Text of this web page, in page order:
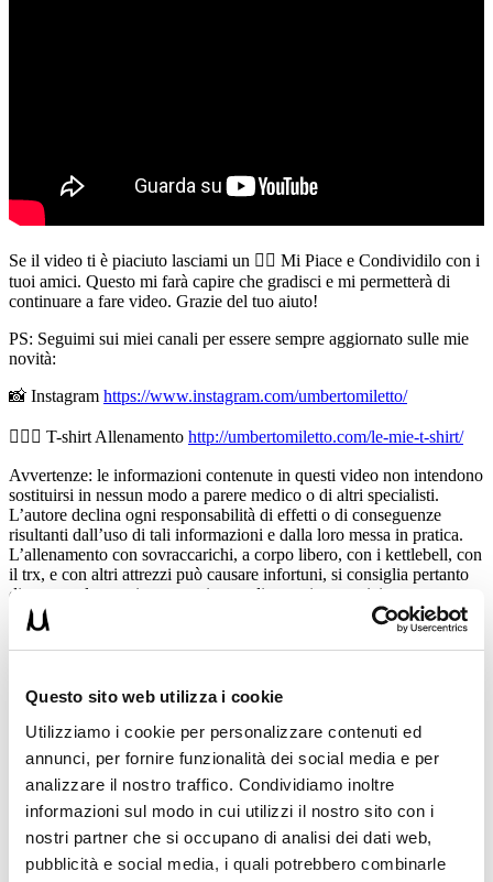
Questo sito web utilizza i cookie
Utilizziamo i cookie per personalizzare contenuti ed
annunci, per fornire funzionalità dei social media e per
analizzare il nostro traffico. Condividiamo inoltre
informazioni sul modo in cui utilizzi il nostro sito con i
nostri partner che si occupano di analisi dei dati web,
pubblicità e social media, i quali potrebbero combinarle
Se il video ti è piaciuto lasciami un 👍🏻 Mi Piace e Condividilo con i
tuoi amici. Questo mi farà capire che gradisci e mi permetterà di
continuare a fare video. Grazie del tuo aiuto!
PS: Seguimi sui miei canali per essere sempre aggiornato sulle mie
novità:
📸 Instagram https://www.instagram.com/umbertomiletto/
🏋🏻‍♂️ T-shirt Allenamento http://umbertomiletto.com/le-mie-t-shirt/
Avvertenze: le informazioni contenute in questi video non intendono
sostituirsi in nessun modo a parere medico o di altri specialisti.
L’autore declina ogni responsabilità di effetti o di conseguenze
risultanti dall’uso di tali informazioni e dalla loro messa in pratica.
L’allenamento con sovraccarichi, a corpo libero, con i kettlebell, con
il trx, e con altri attrezzi può causare infortuni, si consiglia pertanto
di prestare la massima attenzione e di eseguire esercizi e
metodologie adatte al proprio livello di forma. Consultare il proprio
medico di fiducia prima di intraprendere qualsiasi forma di attività
fisica o regime alimentare.
Condividi:
X
Facebook
Allenamento
anatomia panca pianapettopettorali